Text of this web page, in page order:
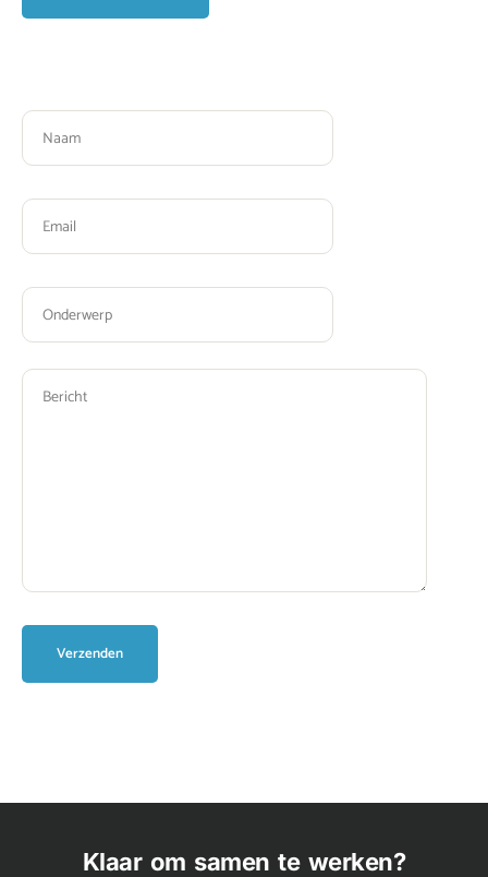
Please leave this field empty.
Klaar om samen te werken?